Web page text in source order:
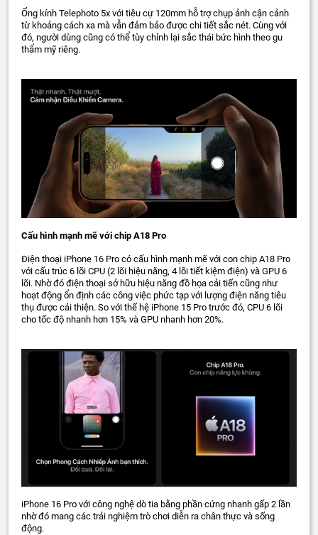
Ống kính Telephoto 5x với tiêu cự 120mm hỗ trợ chụp ảnh cận cảnh
từ khoảng cách xa mà vẫn đảm bảo được chi tiết sắc nét. Cùng với
đó, người dùng cũng có thể tùy chỉnh lại sắc thái bức hình theo gu
thẩm mỹ riêng.
Cấu hình mạnh mẽ với chip A18 Pro
Điện thoại iPhone 16 Pro có cấu hình mạnh mẽ với con chip A18 Pro
với cấu trúc 6 lõi CPU (2 lõi hiệu năng, 4 lõi tiết kiệm điện) và GPU 6
lõi. Nhờ đó điện thoại sở hữu hiệu năng đồ họa cải tiến cũng như
hoạt động ổn định các công việc phức tạp với lượng điện năng tiêu
thụ được cải thiện. So với thế hệ iPhone 15 Pro trước đó, CPU 6 lõi
cho tốc độ nhanh hơn 15% và GPU nhanh hơn 20%.
iPhone 16 Pro với công nghệ dò tia bằng phần cứng nhanh gấp 2 lần
nhờ đó mang các trải nghiệm trò chơi diễn ra chân thực và sống
động.